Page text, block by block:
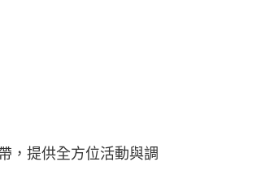
，提供全方位活動與調